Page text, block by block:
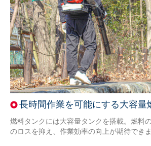
長時間作業を可能にする大容量
燃料タンクには大容量タンクを搭載。燃料
のロスを抑え、作業効率の向上が期待できま